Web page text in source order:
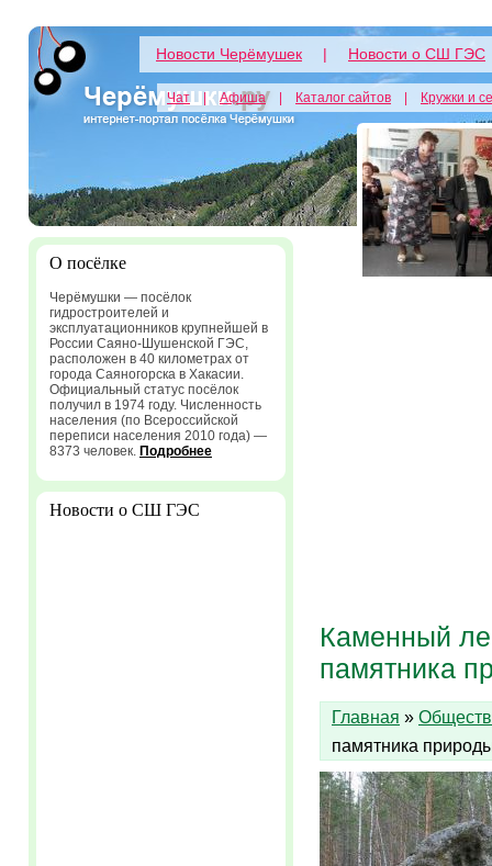
Новости Черёмушек | Новости о СШ ГЭС
Чат | Афиша Каталог сайтов Кружки и
О посёлке
Черёмушки — посёлок
гидростроителей и
эксплуатационников крупнейшей в
России Саяно-Шушенской ГЭС,
расположен в 40 километрах от
города Саяногорска в Хакасии.
Официальный статус посёлок
получил в 1974 году. Численность
населения (по Всероссийской
переписи населения 2010 года) —
8373 человек. Подробнее
Новости о СШ ГЭС
Каменный
памятника
Главная »
памятника